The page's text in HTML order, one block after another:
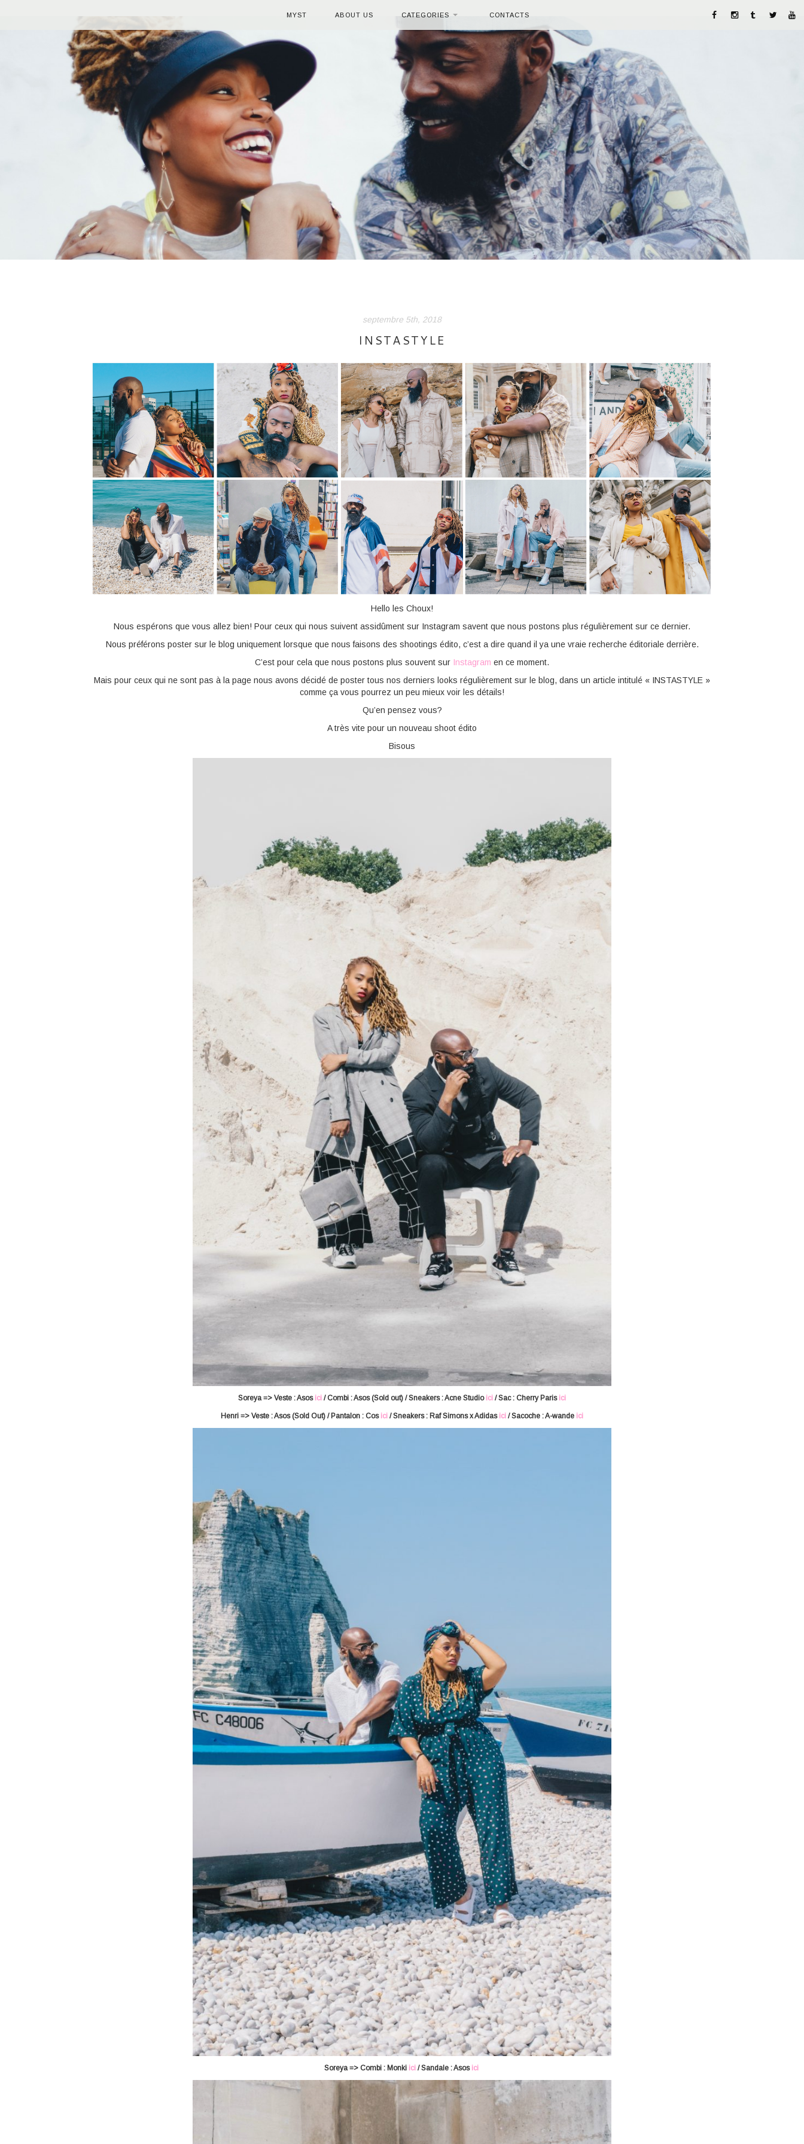
MYST ABOUT US CATEGORIES CONTACTS
septembre 5th, 2018
INSTASTYLE
Hello les Choux!
Nous espérons que vous allez bien! Pour ceux qui nous suivent assidûment sur Instagram savent que nous postons plus régulièrement sur ce dernier.
Nous préférons poster sur le blog uniquement lorsque que nous faisons des shootings édito, c’est a dire quand il ya une vraie recherche éditoriale derrière.
C’est pour cela que nous postons plus souvent sur Instagram en ce moment.
Mais pour ceux qui ne sont pas à la page nous avons décidé de poster tous nos derniers looks régulièrement sur le blog, dans un article intitulé « INSTASTYLE »
comme ça vous pourrez un peu mieux voir les détails!
Qu’en pensez vous?
A très vite pour un nouveau shoot édito
Bisous
Soreya => Veste : Asos ici / Combi : Asos (Sold out) / Sneakers : Acne Studio ici / Sac : Cherry Paris ici
Henri => Veste : Asos (Sold Out) / Pantalon : Cos ici / Sneakers : Raf Simons x Adidas ici / Sacoche : A-wande ici
Soreya => Combi : Monki ici / Sandale : Asos ici